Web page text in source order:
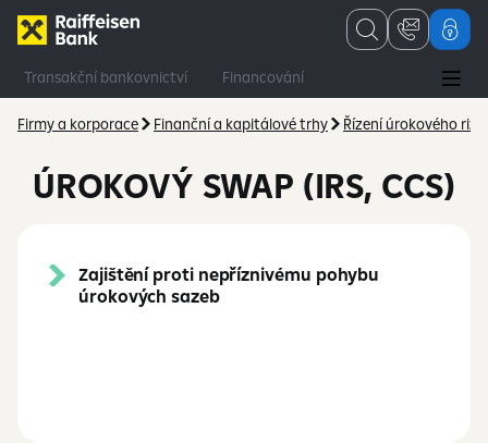
Transakční bankovnictví
Financování
Firmy a korporace
Finanční a kapitálové trhy Řízení úrokového
ÚROKOVÝ SWAP (IRS, CCS)
Zajištění proti nepříznivému pohybu
úrokových sazeb